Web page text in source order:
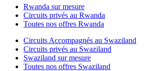
Rwanda sur mesure
Circuits privés au Rwanda
Toutes nos offres Rwanda
Circuits Accompagnés au Swaziland
Circuits privés au Swaziland
Swaziland sur mesure
Toutes nos offres Swaziland